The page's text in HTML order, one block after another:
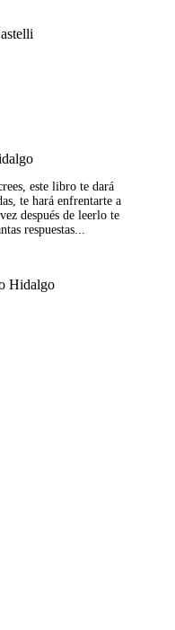
este libro te dará
te hará enfrentarte a
después de leerlo te
respuestas...
Hidalgo